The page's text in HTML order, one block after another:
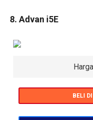
8. Advan i5E
BELI